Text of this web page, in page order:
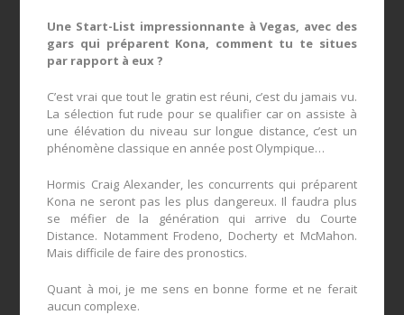
Une Start-List impressionnante à Vegas, avec des
gars qui préparent Kona, comment tu te situes
par rapport à eux ?
C’est vrai que tout le gratin est réuni, c’est du jamais vu.
La sélection fut rude pour se qualifier car on assiste à
une élévation du niveau sur longue distance, c’est un
phénomène classique en année post Olympique…
Hormis Craig Alexander, les concurrents qui préparent
Kona ne seront pas les plus dangereux. Il faudra plus
se méfier de la génération qui arrive du Courte
Distance. Notamment Frodeno, Docherty et McMahon.
Mais difficile de faire des pronostics.
Quant à moi, je me sens en bonne forme et ne ferait
aucun complexe.